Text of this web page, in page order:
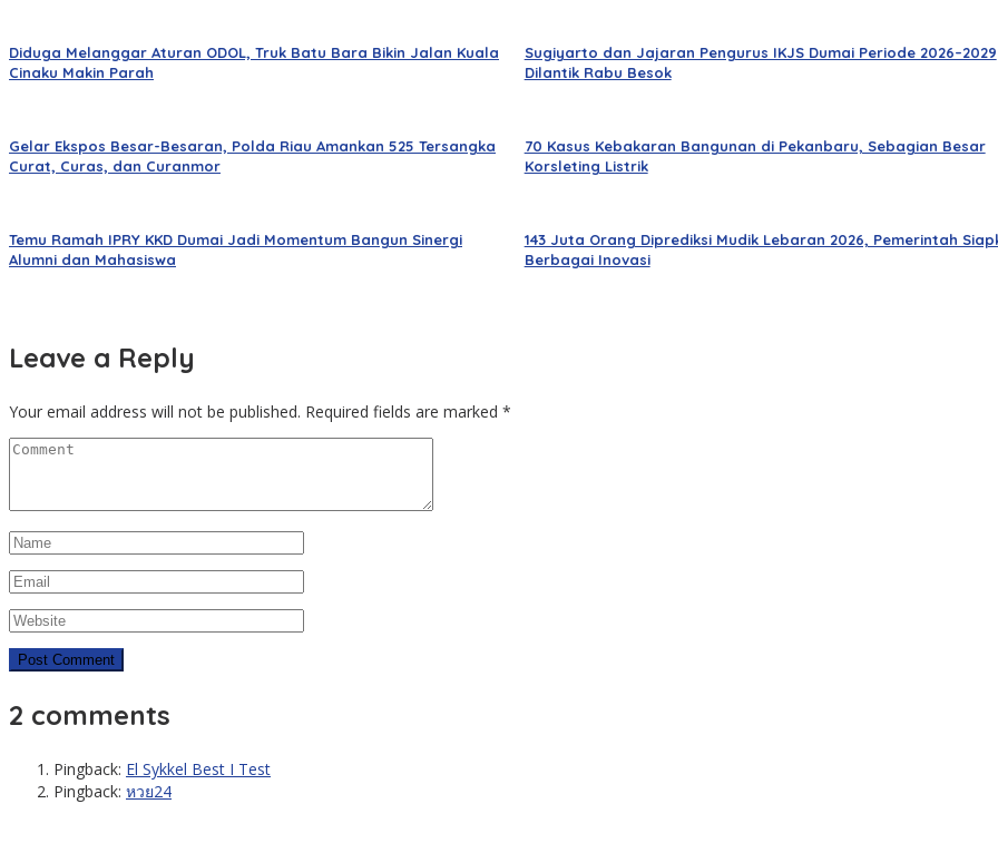
Diduga Melanggar Aturan ODOL, Truk Batu Bara Bikin Jalan Kuala
Cinaku Makin Parah
Sugiyarto dan Jajaran Pengurus IKJS Dumai Periode 2026–2029
Dilantik Rabu Besok
Gelar Ekspos Besar-Besaran, Polda Riau Amankan 525 Tersangka
Curat, Curas, dan Curanmor
70 Kasus Kebakaran Bangunan di Pekanbaru, Sebagian Besar
Korsleting Listrik
Temu Ramah IPRY KKD Dumai Jadi Momentum Bangun Sinergi
Alumni dan Mahasiswa
143 Juta Orang Diprediksi Mudik Lebaran 2026, Pemerintah
Berbagai Inovasi
Leave a Reply
Your email address will not be published. Required fields are marked *
2 comments
Pingback: El Sykkel Best I Test
Pingback: หวย24